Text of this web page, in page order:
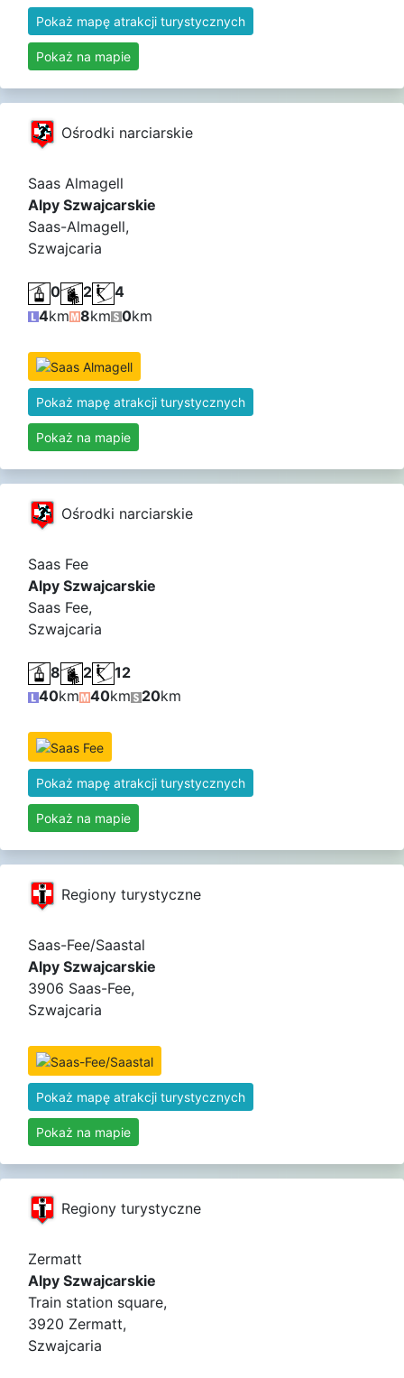
Pokaż mapę atrakcji turystycznych
Pokaż na mapie
Ośrodki narciarskie
Saas Almagell
Alpy Szwajcarskie
Saas-Almagell,
Szwajcaria
0 2
4
4km 8km 0km
Pokaż mapę atrakcji turystycznych
Pokaż na mapie
Ośrodki narciarskie
Saas Fee
Alpy Szwajcarskie
Saas Fee,
Szwajcaria
8 2
12
40km 40km 20km
Pokaż mapę atrakcji turystycznych
Pokaż na mapie
Regiony turystyczne
Saas-Fee/Saastal
Alpy Szwajcarskie
3906 Saas-Fee,
Szwajcaria
Pokaż mapę atrakcji turystycznych
Pokaż na mapie
Regiony turystyczne
Zermatt
Alpy Szwajcarskie
Train station square,
3920 Zermatt,
Szwajcaria